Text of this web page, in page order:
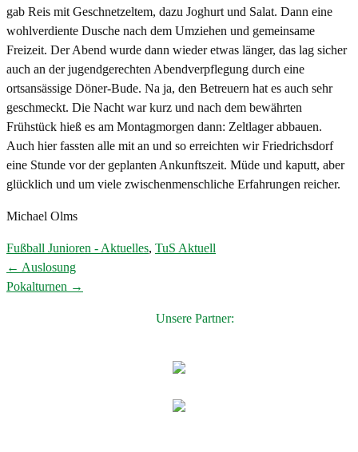
gab Reis mit Geschnetzeltem, dazu Joghurt und Salat. Dann eine
wohlverdiente Dusche nach dem Umziehen und gemeinsame
Freizeit. Der Abend wurde dann wieder etwas länger, das lag sicher
auch an der jugendgerechten Abendverpflegung durch eine
ortsansässige Döner-Bude. Na ja, den Betreuern hat es auch sehr
geschmeckt. Die Nacht war kurz und nach dem bewährten
Frühstück hieß es am Montagmorgen dann: Zeltlager abbauen.
Auch hier fassten alle mit an und so erreichten wir Friedrichsdorf
eine Stunde vor der geplanten Ankunftszeit. Müde und kaputt, aber
glücklich und um viele zwischenmenschliche Erfahrungen reicher.
Michael Olms
Fußball Junioren - Aktuelles, TuS Aktuell
Post
← Auslosung
Pokalturnen →
Unsere Partner: